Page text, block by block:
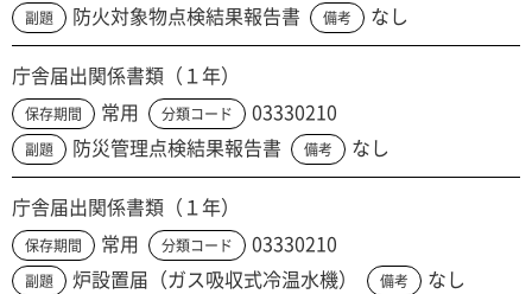
副題 防火対象物点検結果報告書 備考 なし
庁舎届出関係書類（１年）
保存期間 常用 分類コード 03330210
副題 防災管理点検結果報告書 備考 なし
庁舎届出関係書類（１年）
保存期間 常用 分類コード 03330210
副題 炉設置届（ガス吸収式冷温水機） 備考 なし